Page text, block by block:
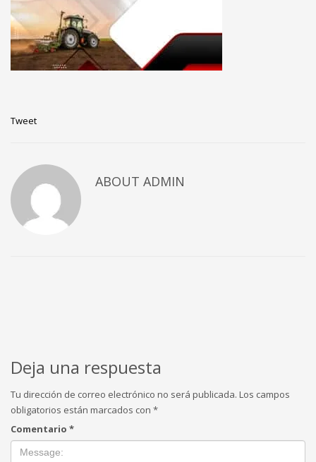
Tweet
ABOUT ADMIN
Deja una respuesta
Tu dirección de correo electrónico no será publicada. Los campos
obligatorios están marcados con *
Comentario *